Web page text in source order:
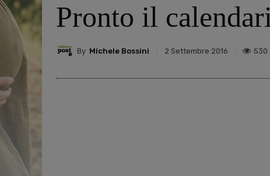
Pronto il
By Michele Bossini 2 Settembre 2016 530